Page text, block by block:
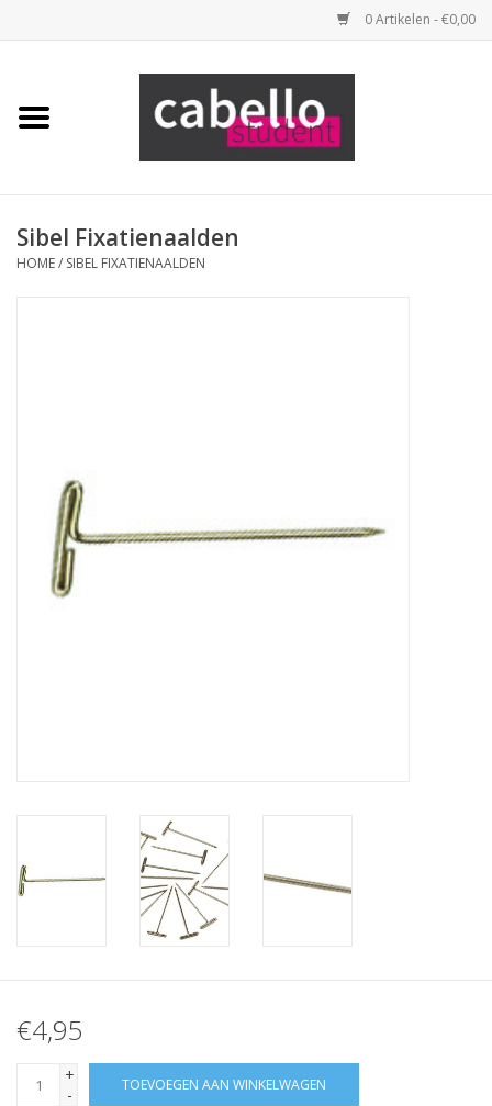
0 Artikelen - €0,00
Home
Opleidingspakketten
Benodigdheden
Sibel Fixatienaalden
HOME/ SIBEL FIXATIENAALDEN
€4,95
+
-
TOEVOEGEN AAN WINKELWAGEN